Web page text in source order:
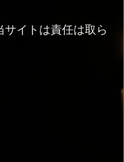
サイトは責任は取ら